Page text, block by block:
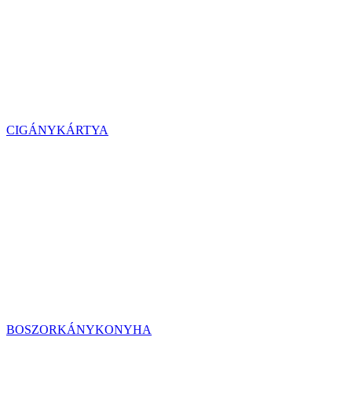
CIGÁNYKÁRTYA
BOSZORKÁNYKONYHA